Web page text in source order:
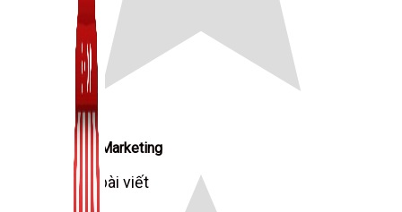
Zalo Marketing
104 bài viết